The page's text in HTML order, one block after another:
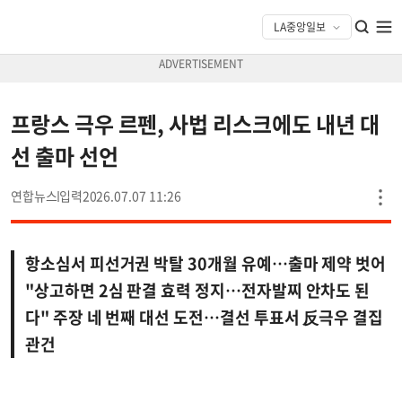
프랑스 극우 르펜, 사법 리스크에도 내년 대
선 출마 선언
연합뉴스 2026.07.07 11:26
항소심서 피선거권 박탈 30개월 유예…출마 제약 벗어
"상고하면 2심 판결 효력 정지…전자발찌 안차도 된
다" 주장 네 번째 대선 도전…결선 투표서 反극우 결집
관건